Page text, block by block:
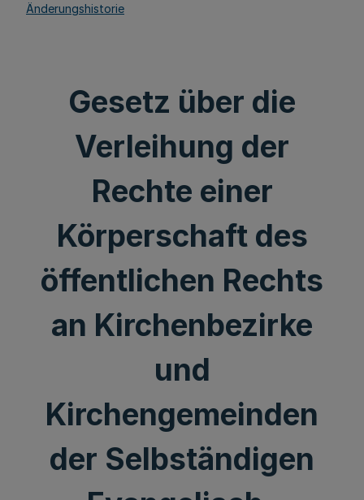
Änderungshistorie
Gesetz über die
Verleihung der
Rechte einer
Körperschaft des
öffentlichen Rechts
an Kirchenbezirke
und
Kirchengemeinden
der Selbständigen